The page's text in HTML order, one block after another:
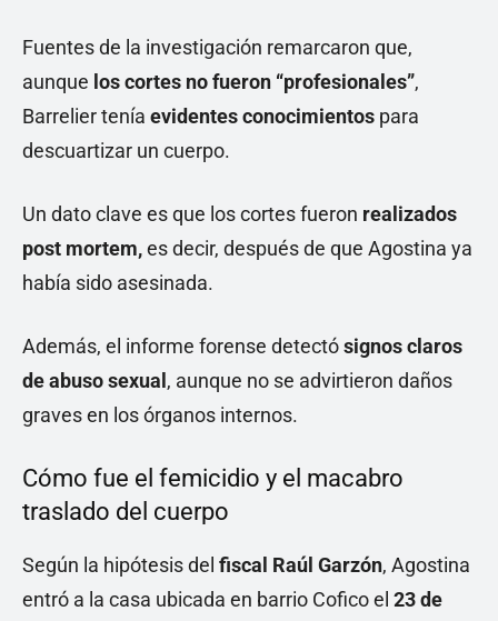
Fuentes de la investigación remarcaron que,
aunque los cortes no fueron “profesionales”,
Barrelier tenía evidentes conocimientos para
descuartizar un cuerpo.
Un dato clave es que los cortes fueron realizados
post mortem,es decir, después de que Agostina ya
había sido asesinada.
Además, el informe forense detectósignos claros
de abuso sexual , aunque no se advirtieron daños
graves en los órganos internos.
Cómo fue el femicidio y el macabro
traslado del cuerpo
Según la hipótesis del fiscal Raúl Garzón, Agostina
entró a la casa ubicada en barrio Cofico el 23 de